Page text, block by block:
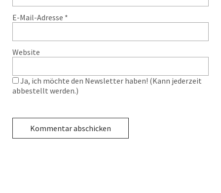
E-Mail-Adresse *
Website
Ja, ich möchte den Newsletter haben! (Kann jederzeit
abbestellt werden.)